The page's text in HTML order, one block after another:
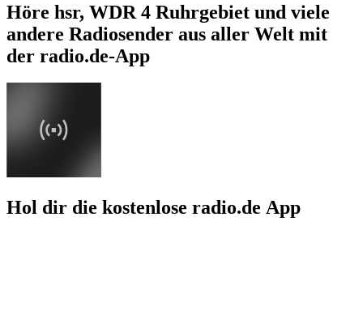
Höre hsr, WDR 4 Ruhrgebiet und viele
andere Radiosender aus aller Welt mit
der radio.de-App
Hol dir die kostenlose radio.de App